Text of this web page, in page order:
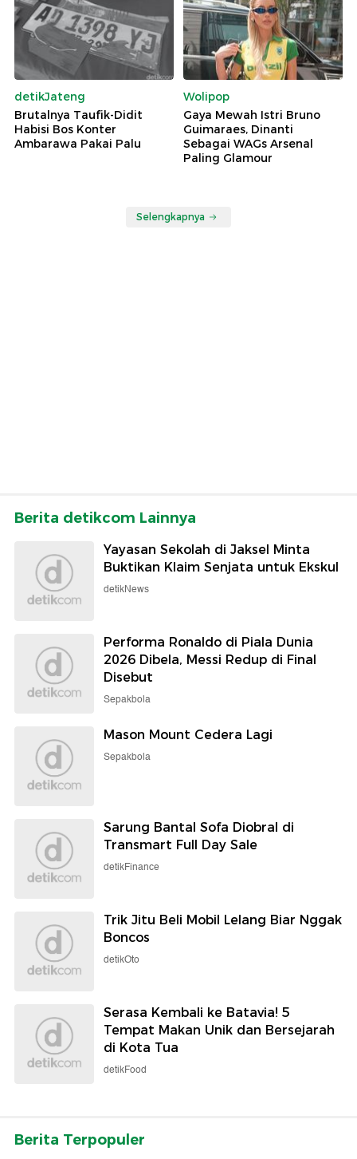
detikJateng
Brutalnya Taufik-Didit
Habisi Bos Konter
Ambarawa Pakai Palu
Wolipop
Gaya Mewah Istri Bruno
Guimaraes, Dinanti
Sebagai WAGs Arsenal
Paling Glamour
Selengkapnya
Berita detikcom Lainnya
Yayasan Sekolah di Jaksel Minta
Buktikan Klaim Senjata untuk Ekskul
detikNews
Performa Ronaldo di Piala Dunia
2026 Dibela, Messi Redup di Final
Disebut
Sepakbola
Mason Mount Cedera Lagi
Sepakbola
Sarung Bantal Sofa Diobral di
Transmart Full Day Sale
detikFinance
Trik Jitu Beli Mobil Lelang Biar Nggak
Boncos
detikOto
Serasa Kembali ke Batavia! 5
Tempat Makan Unik dan Bersejarah
di Kota Tua
detikFood
Berita Terpopuler